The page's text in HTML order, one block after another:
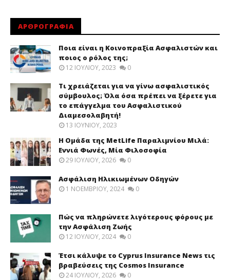
ΑΡΘΡΟΓΡΑΦΙΑ
Ποια είναι η Κοινοπραξία Ασφαλιστών και
ποιος ο ρόλος της;
12 ΙΟΥΛΊΟΥ, 2023 0
Τι χρειάζεται για να γίνω ασφαλιστικός
σύμβουλος; Όλα όσα πρέπει να ξέρετε για
το επάγγελμα του Ασφαλιστικού
Διαμεσολαβητή!
13 ΙΟΥΝΊΟΥ, 2023
Η Ομάδα της MetLife Παραλιμνίου Μιλά:
Εννιά Φωνές, Μία Φιλοσοφία
29 ΙΟΥΛΊΟΥ, 2026 0
Ασφάλιση Ηλικιωμένων Οδηγών
1 ΝΟΕΜΒΡΊΟΥ, 2024 0
Πώς να πληρώνετε λιγότερους φόρους με
την Ασφάλιση Ζωής
12 ΙΟΥΛΊΟΥ, 2024 0
Έτσι κάλυψε το Cyprus Insurance News τις
βραβεύσεις της Cosmos Insurance
24 ΙΟΥΛΊΟΥ, 2026 0